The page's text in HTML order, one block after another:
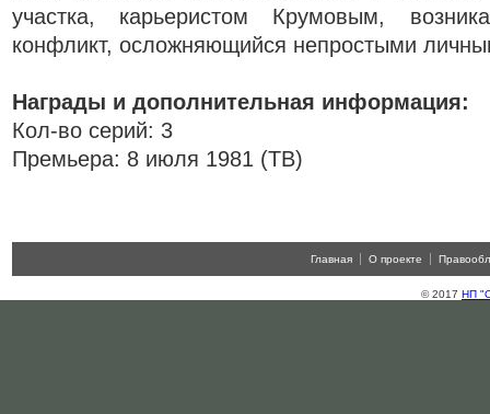
участка, карьеристом Крумовым,
конфликт, осложняющийся непростыми
Награды и дополнительная информация:
Кол-во серий: 3
Премьера: 8 июля 1981 (ТВ)
Главная О проекте
© 2017 НП